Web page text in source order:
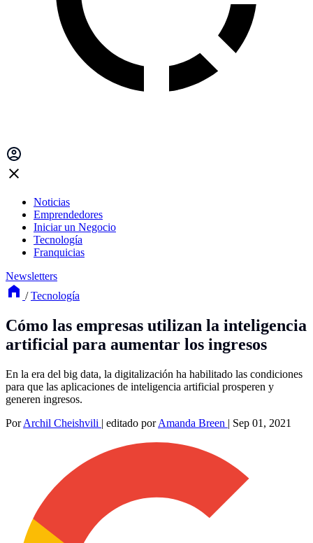
Noticias
Emprendedores
Iniciar un Negocio
Tecnología
Franquicias
Newsletters
/ Tecnología
Cómo las empresas utilizan la inteligencia
artificial para aumentar los ingresos
En la era del big data, la digitalización ha habilitado las condiciones
para que las aplicaciones de inteligencia artificial prosperen y
generen ingresos.
PorArchil Cheishvili | editado porAmanda Breen | Sep 01, 2021